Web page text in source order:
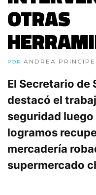
OTRAS
POR ANDREA PRINCIPE
El Secretario de
destacó el
seguridad luego
logramos
mercadería
supermercado